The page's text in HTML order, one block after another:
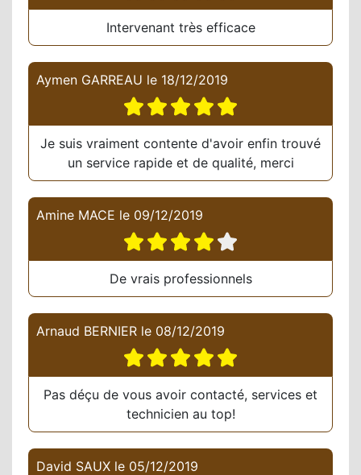
Intervenant très efficace
Aymen GARREAU le 18/12/2019
Je suis vraiment contente d'avoir enfin trouvé
un service rapide et de qualité, merci
Amine MACE le 09/12/2019
De vrais professionnels
Arnaud BERNIER le 08/12/2019
Pas déçu de vous avoir contacté, services et
technicien au top!
David SAUX le 05/12/2019